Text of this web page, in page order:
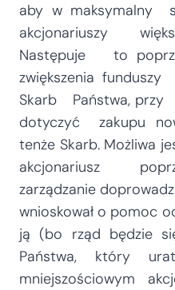
aby w maksymalny
akcjonariuszy
Następuje to
zwiększenia
Skarb Państwa,
dotyczyć zakupu
tenże Skarb. Możliwa
akcjonariusz
zarządzanie
wnioskował o pomoc
ją (bo rząd będzie
Państwa, który
mniejszościowym